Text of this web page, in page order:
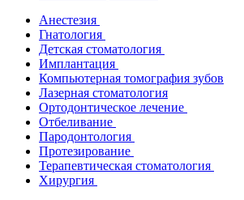
Анестезия
Гнатология
Детская стоматология
Имплантация
Компьютерная томография зубов
Лазерная стоматология
Ортодонтическое лечение
Отбеливание
Пародонтология
Протезирование
Терапевтическая стоматология
Хирургия